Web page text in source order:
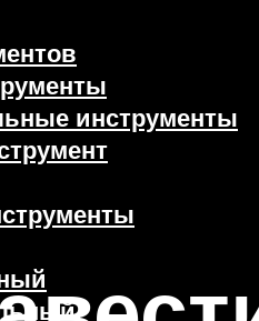
инструменты